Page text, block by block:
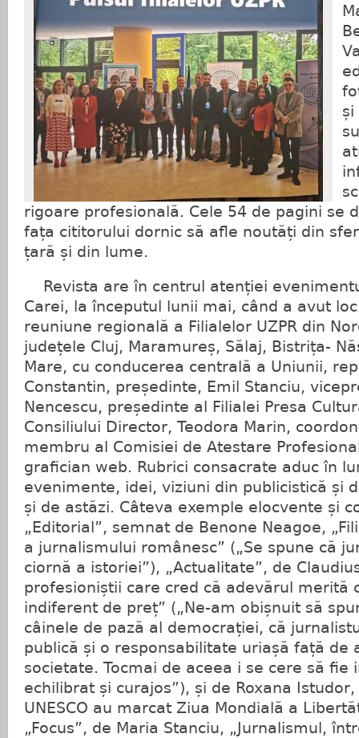
și
rigoare profesională. Cele 54 de pagini se
fața cititorului dornic să afle noutăți din
țară și din lume.
Revista are în centrul atenției
Carei, la începutul lunii mai, când a avut
reuniune regională a Filialelor UZPR din
județele Cluj, Maramureș, Sălaj, Bistrița-
Mare, cu conducerea centrală a Uniunii,
Constantin, președinte, Emil Stanciu,
Nencescu, președinte al Filialei Presa
Consiliului Director, Teodora Marin,
membru al Comisiei de Atestare
grafician web. Rubrici consacrate aduc în
evenimente, idei, viziuni din publicistică și
și de astăzi. Câteva exemple elocvente și
„Editorial”, semnat de Benone Neagoe,
a jurnalismului românesc” („Se spune că
ciornă a istoriei”), „Actualitate”, de
profesioniștii care cred că adevărul merită
indiferent de preț” („Ne-am obișnuit să
câinele de pază al democrației, că
publică și o responsabilitate uriașă față de
societate. Tocmai de aceea i se cere să fie
echilibrat și curajos”), și de Roxana Istudor,
UNESCO au marcat Ziua Mondială a
„Focus”, de Maria Stanciu, „Jurnalismul,